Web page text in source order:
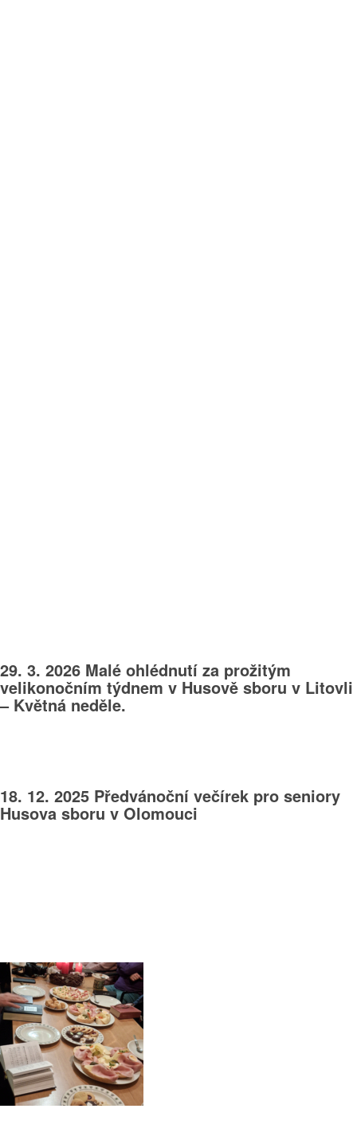
29. 3. 2026 Malé ohlédnutí za prožitým
velikonočním týdnem v Husově sboru v Litovli
– Květná neděle.
18. 12. 2025 Předvánoční večírek pro seniory
Husova sboru v Olomouci